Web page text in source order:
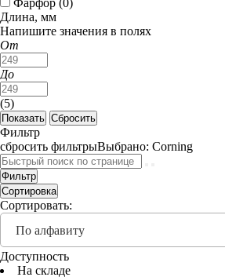
Фарфор (0)
Длина, мм
Напишите значения в полях
От
До
(5)
Фильтр
сбросить фильтрыВыбрано: Corning
Фильтр
Сортировка
Сортировать:
По алфавиту
Доступность
На складе